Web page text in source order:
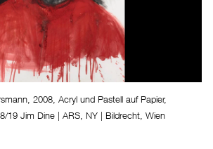
2008, Acryl und Pastell auf Papier,
19 Jim Dine | ARS, NY | Bildrecht, Wien